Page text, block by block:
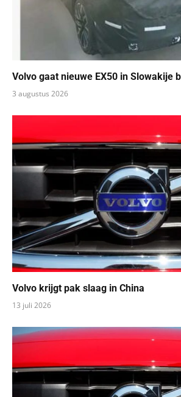
Volvo gaat nieuwe EX50 in Slowakije
3 augustus 2026
Volvo krijgt pak slaag in China
13 juli 2026